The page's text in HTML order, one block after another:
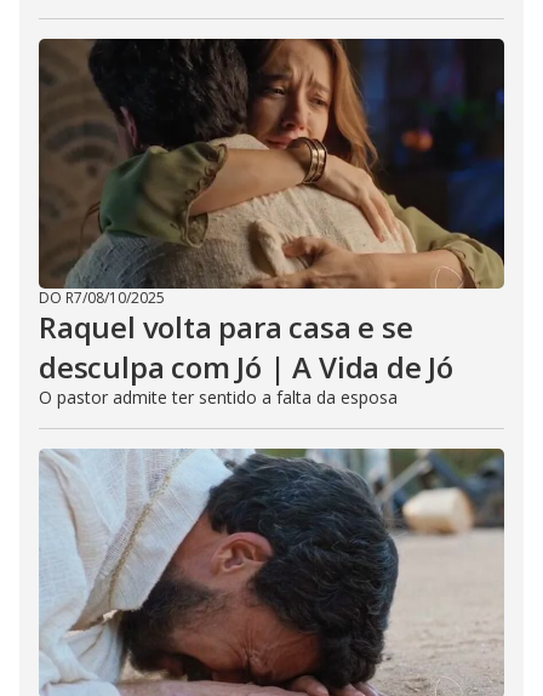
DO R7/08/10/2025
Raquel volta para casa e se
desculpa com Jó | A Vida de Jó
O pastor admite ter sentido a falta da esposa